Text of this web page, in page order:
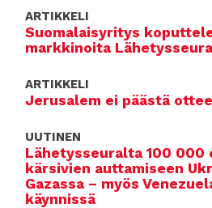
ARTIKKELI
Suomalaisyritys
markkinoita
ARTIKKELI
Jerusalem ei päästä
UUTINEN
Lähetysseuralta 100 000
kärsivien auttamiseen
Gazassa – myös
käynnissä